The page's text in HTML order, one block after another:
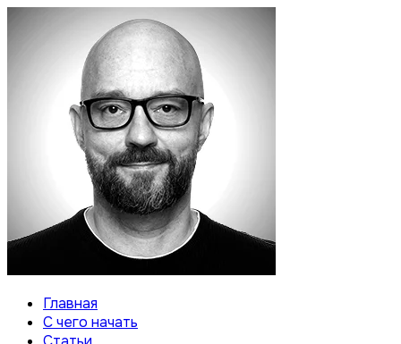
Главная
С чего начать